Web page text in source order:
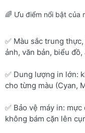
🌈 Ưu điểm nổi bật của
✅ Màu sắc trung
ảnh, văn bản, biểu đồ,
✅ Dung lượng in lớn:
cho từng màu (Cyan,
✅ Bảo vệ máy in:
không bám cặn lên